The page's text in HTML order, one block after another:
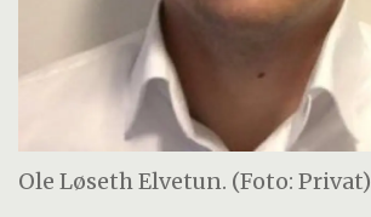
Ole Løseth Elvetun. (Foto: Privat)